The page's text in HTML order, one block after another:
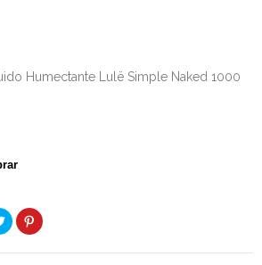
Humectante Lulë Simple Naked 1000